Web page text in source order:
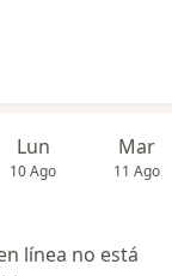
Lun
10 Ago
Mar
11 Ago
línea no está